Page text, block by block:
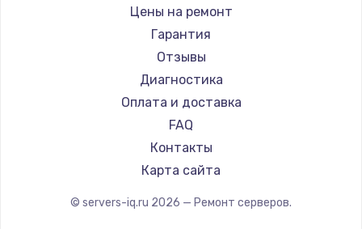
Цены на ремонт
Гарантия
Отзывы
Диагностика
Оплата и доставка
FAQ
Контакты
Карта сайта
© servers-iq.ru 2026 — Ремонт серверов.